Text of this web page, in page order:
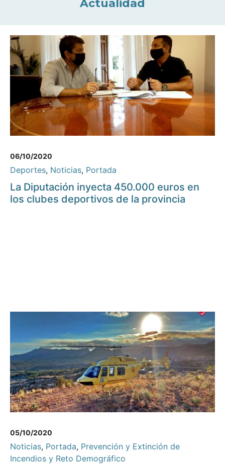
Actualidad
06/10/2020
Deportes, Noticias, Portada
La Diputación inyecta 450.000 euros en
los clubes deportivos de la provincia
05/10/2020
Noticias, Portada, Prevención y Extinción de
Incendios y Reto Demográfico